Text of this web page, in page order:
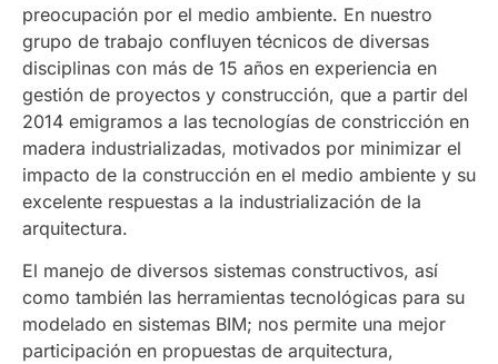
preocupación por el medio ambiente. En nuestro
grupo de trabajo confluyen técnicos de diversas
disciplinas con más de 15 años en experiencia en
gestión de proyectos y construcción, que a partir del
2014 emigramos a las tecnologías de constricción en
madera industrializadas, motivados por minimizar el
impacto de la construcción en el medio ambiente y su
excelente respuestas a la industrialización de la
arquitectura.
El manejo de diversos sistemas constructivos, así
como también las herramientas tecnológicas para su
modelado en sistemas BIM; nos permite una mejor
participación en propuestas de arquitectura,